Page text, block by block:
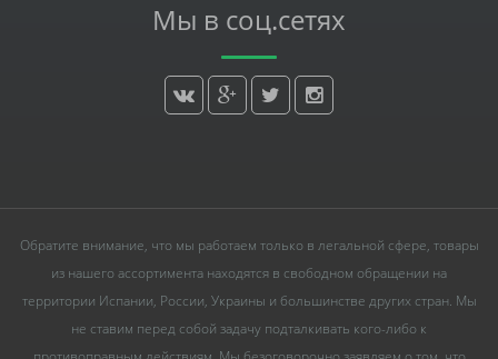
Мы в соц.сетях
Обратите внимание, что мы работаем только в легальной сфере, товары
из нашего ассортимента находятся в свободном обращении на
территории Испании, России, Украины и большинстве других стран. Мы
не ставим перед собой задачу подталкивать кого-либо к